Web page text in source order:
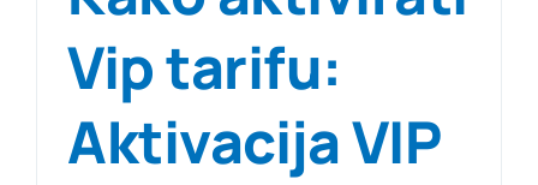
Vip tarifu:
Aktivacija VIP